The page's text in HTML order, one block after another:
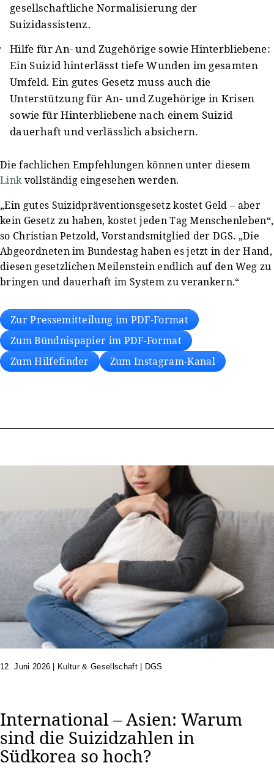
gesellschaftliche Normalisierung der
Suizidassistenz.
Hilfe für An- und Zugehörige sowie Hinterbliebene:
Ein Suizid hinterlässt tiefe Wunden im gesamten
Umfeld. Ein gutes Gesetz muss auch die
Unterstützung für An- und Zugehörige in Krisen
sowie für Hinterbliebene nach einem Suizid
dauerhaft und verlässlich absichern.
Die fachlichen Empfehlungen können unter diesem
Linkvollständig eingesehen werden.
„Ein gutes Suizidpräventionsgesetz kostet Geld – aber
kein Gesetz zu haben, kostet jeden Tag Menschenleben“,
so Christian Petzold, Vorstandsmitglied der DGS. „Die
Abgeordneten im Bundestag haben es jetzt in der Hand,
diesen gesetzlichen Meilenstein endlich auf den Weg zu
bringen und dauerhaft im System zu verankern.“
Zur Pressemitteilung im PDF-Format
Zum Bündnispapier im PDF-Format
Zum Hilfefinder
Zum Instagram-Kanal
12. Juni 2026 | Kultur & Gesellschaft | DGS
International – Asien: Warum
sind die Suizidzahlen in
Südkorea so hoch?